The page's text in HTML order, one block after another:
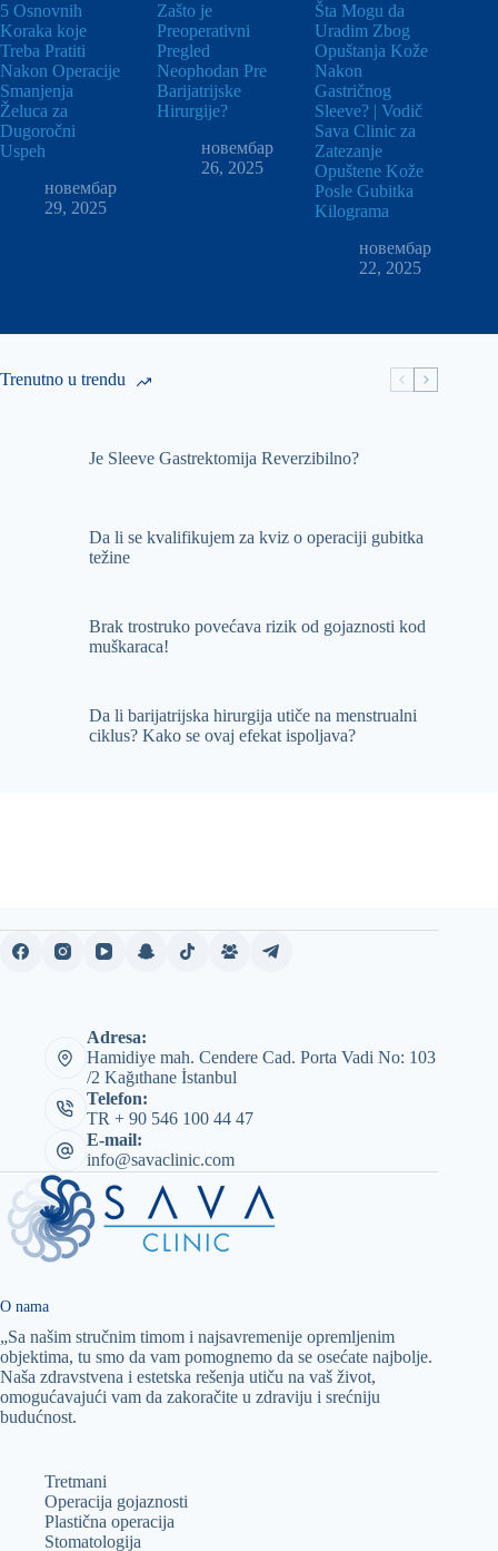
5 Osnovnih
Koraka koje
Treba Pratiti
Nakon Operacije
Smanjenja
Želuca za
Dugoročni
Uspeh
новембар
29, 2025
Zašto je
Preoperativni
Pregled
Neophodan Pre
Barijatrijske
Hirurgije?
новембар
26, 2025
Šta Mogu da
Uradim Zbog
Opuštanja Kože
Nakon
Gastričnog
Sleeve? | Vodič
Sava Clinic za
Zatezanje
Opuštene Kože
Posle Gubitka
Kilograma
новембар
22, 2025
Trenutno u trendu
Je Sleeve Gastrektomija Reverzibilno?
Da li se kvalifikujem za kviz o operaciji gubitka
težine
Brak trostruko povećava rizik od gojaznosti kod
muškaraca!
Da li barijatrijska hirurgija utiče na menstrualni
ciklus? Kako se ovaj efekat ispoljava?
Adresa:
Hamidiye mah. Cendere Cad. Porta Vadi No: 103
/2 Kağıthane İstanbul
Telefon:
TR + 90 546 100 44 47
E-mail:
info@savaclinic.com
O nama
„Sa našim stručnim timom i najsavremenije opremljenim
objektima, tu smo da vam pomognemo da se osećate najbolje.
Naša zdravstvena i estetska rešenja utiču na vaš život,
omogućavajući vam da zakoračite u zdraviju i srećniju
budućnost.
Tretmani
Operacija gojaznosti
Plastična operacija
Stomatologija